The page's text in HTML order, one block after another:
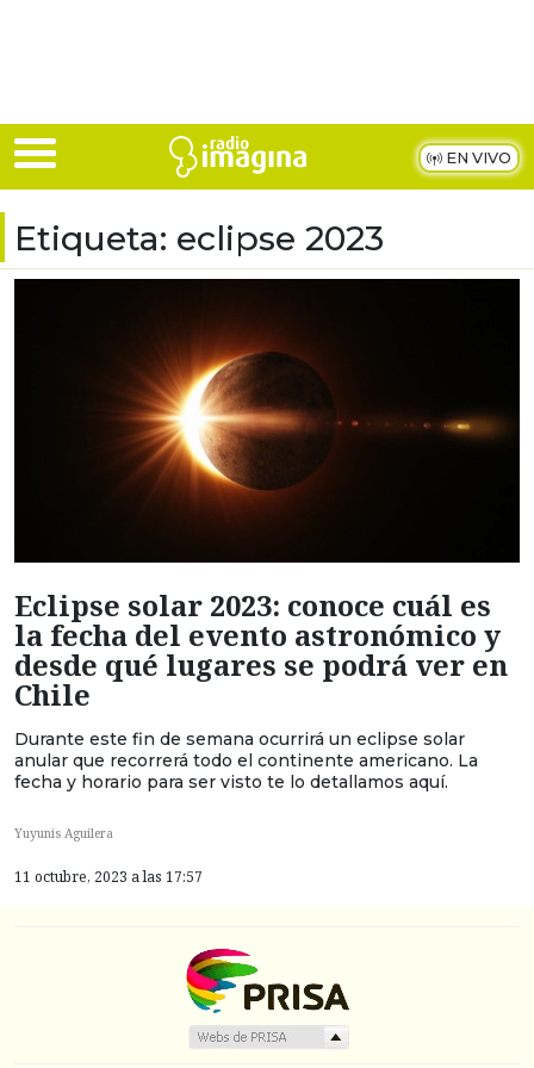
EN VIVO
Etiqueta: eclipse 2023
Eclipse solar 2023: conoce cuál es
la fecha del evento astronómico y
desde qué lugares se podrá ver en
Chile
Durante este fin de semana ocurrirá un eclipse solar
anular que recorrerá todo el continente americano. La
fecha y horario para ser visto te lo detallamos aquí.
Yuyunis Aguilera
11 octubre, 2023 a las 17:57